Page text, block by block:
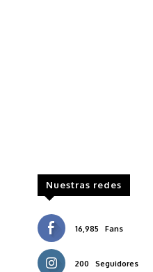
Nuestras redes
16,985 Fans
200 Seguidores